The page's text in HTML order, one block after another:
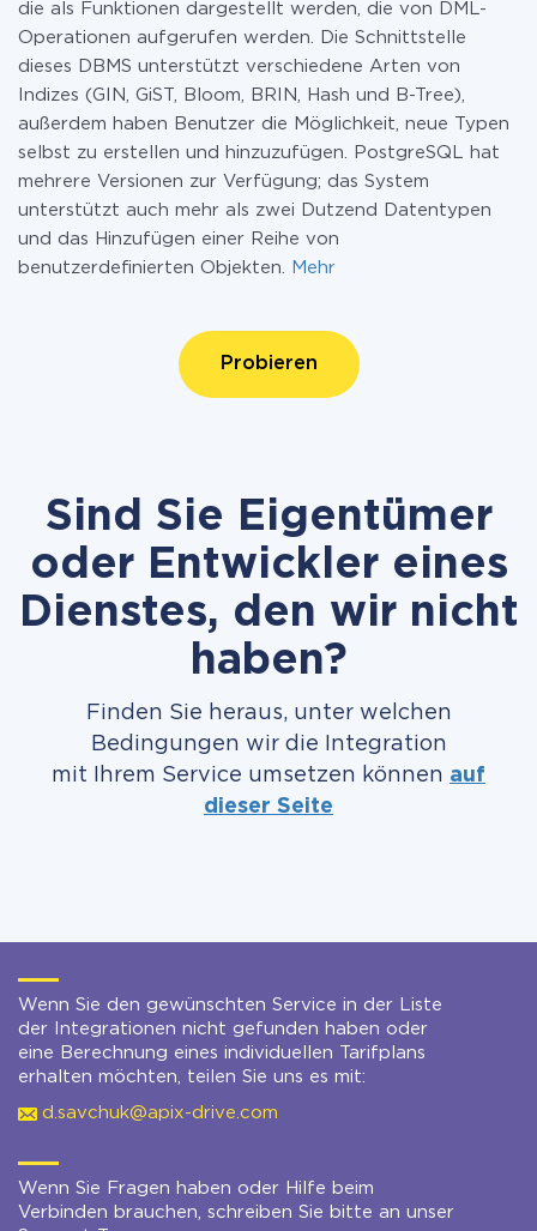
die als Funktionen dargestellt werden, die von DML-
Operationen aufgerufen werden. Die Schnittstelle
dieses DBMS unterstützt verschiedene Arten von
Indizes (GIN, GiST, Bloom, BRIN, Hash und B-Tree),
außerdem haben Benutzer die Möglichkeit, neue Typen
selbst zu erstellen und hinzuzufügen. PostgreSQL hat
mehrere Versionen zur Verfügung; das System
unterstützt auch mehr als zwei Dutzend Datentypen
und das Hinzufügen einer Reihe von
benutzerdefinierten Objekten.
Mehr
Probieren
Sind Sie Eigentümer
oder Entwickler eines
Dienstes, den wir nicht
haben?
Finden Sie heraus, unter welchen
Bedingungen wir die Integration
mit Ihrem Service umsetzen können auf
dieser Seite
Wenn Sie den gewünschten Service in der Liste
der Integrationen nicht gefunden haben oder
eine Berechnung eines individuellen Tarifplans
erhalten möchten, teilen Sie uns es mit:
d.savchuk@apix-drive.com
Wenn Sie Fragen haben oder Hilfe beim
Verbinden brauchen, schreiben Sie bitte an unser